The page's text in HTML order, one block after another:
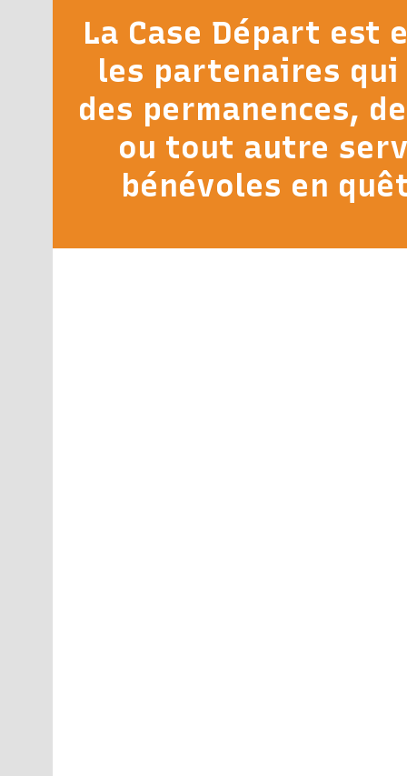
La Case Départ est
les partenaires
des permanences,
ou tout autre
bénévoles en